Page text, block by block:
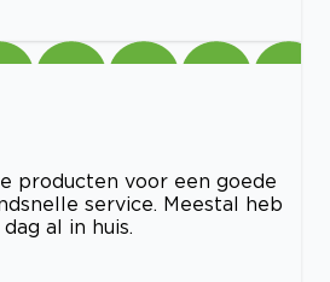
producten voor een goede
service. Meestal heb
al in huis.